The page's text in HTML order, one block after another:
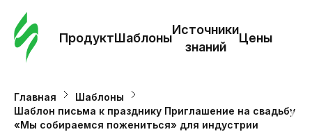
ПродуктШаблоны
Источники
знаний
Цены
Главная
Шаблоны
Шаблон письма к празднику Приглашение на свадьбу
«Мы собираемся пожениться» для индустрии